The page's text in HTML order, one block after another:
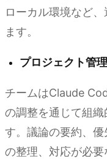
ローカル環境など
ます。
プロジェクト管
チームはClaude
の調整を通じて組
す。議論の要約、
の整理、対応が必